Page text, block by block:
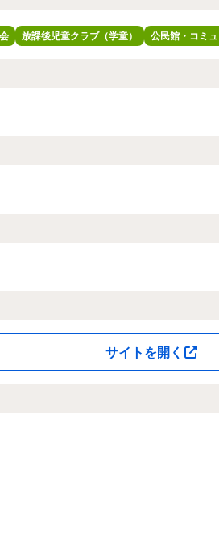
放課後児童クラブ（学童） 公民館・コミ
サイトを開く